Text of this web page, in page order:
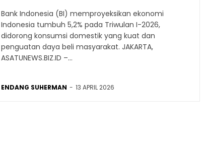
Bank Indonesia (BI) memproyeksikan ekonomi
Indonesia tumbuh 5,2% pada Triwulan I-2026,
didorong konsumsi domestik yang kuat dan
penguatan daya beli masyarakat. JAKARTA,
ASATUNEWS.BIZ.ID –...
ENDANG SUHERMAN - 13 APRIL 2026